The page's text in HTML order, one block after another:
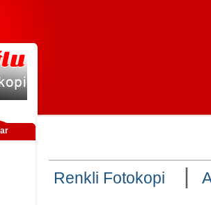
Renkli Fotokopi |